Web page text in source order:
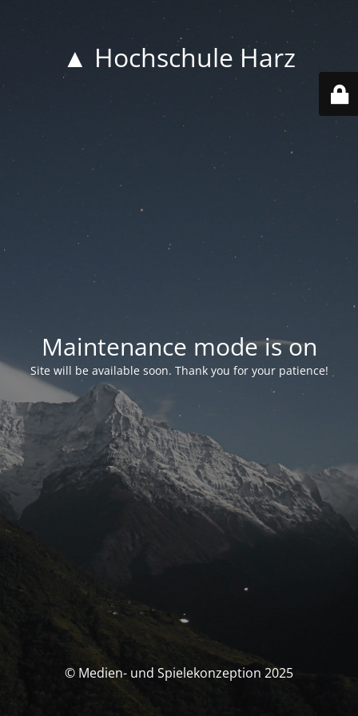
▲ Hochschule Harz
Maintenance mode is on
Site will be available soon. Thank you for your patience!
© Medien- und Spielekonzeption 2025